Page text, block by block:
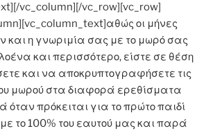
vc_column][/vc_row][vc_row]
αθώς οι μήνες
και η γνωριμία σας με το μωρό σας
και περισσότερο, είστε σε θέση
και να αποκρυπτογραφήσετε τις
μωρού στα διαφορά ερεθίσματα
όταν πρόκειται για το πρώτο παιδί
το 100% του εαυτού μας και παρά